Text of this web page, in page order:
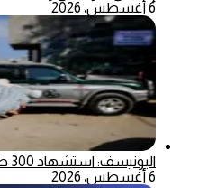
6 أغسطس، 2026
اليونيسف: استشهاد 300 طفل منذ وقف إطلاق النار في غزة
6 أغسطس، 2026